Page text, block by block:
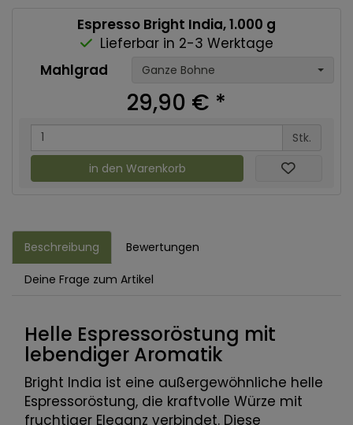
Espresso Bright India, 1.000 g
Lieferbar in 2-3 Werktage
Mahlgrad
Ganze Bohne
29,90 € *
Stk.
in den Warenkorb
Beschreibung Bewertungen
Deine Frage zum Artikel
Helle Espressoröstung mit
lebendiger Aromatik
Bright India ist eine außergewöhnliche helle
Espressoröstung, die kraftvolle Würze mit
fruchtiger Eleganz verbindet. Diese